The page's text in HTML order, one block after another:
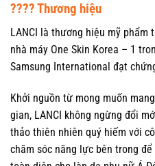
???? Thương hiệu
LANCI là thương hiệu mỹ
nhà máy One Skin Korea – 1
Samsung International đạt
Khởi nguồn từ mong muốn
gian, LANCI không ngừng đổi
thảo thiên nhiên quý hiếm với
chăm sóc năng lực bên trong